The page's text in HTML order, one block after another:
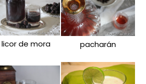
licor de mora pacharán